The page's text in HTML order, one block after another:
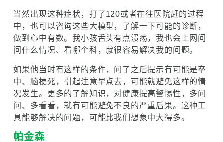
当然出现这种症状，打了120或者在往医院赶的过程
中，也可以咨询这些大模型，了解一下可能的诊断，
做到心中有数。我小孩舌头有点溃疡，我也会上网问
问什么情况、看哪个科，就很容易解决我的问题。
如果他当时有这样的条件，问了之后提示有可能是卒
中、脑梗死，引起注意早点去，可能就避免这样的情
况发生。更多的了解知识，对健康提高警惕性，多问
问、多看看，就有可能避免不良的严重后果。这种工
具能够解决的问题，可能比我们想象中大得多。
帕金森